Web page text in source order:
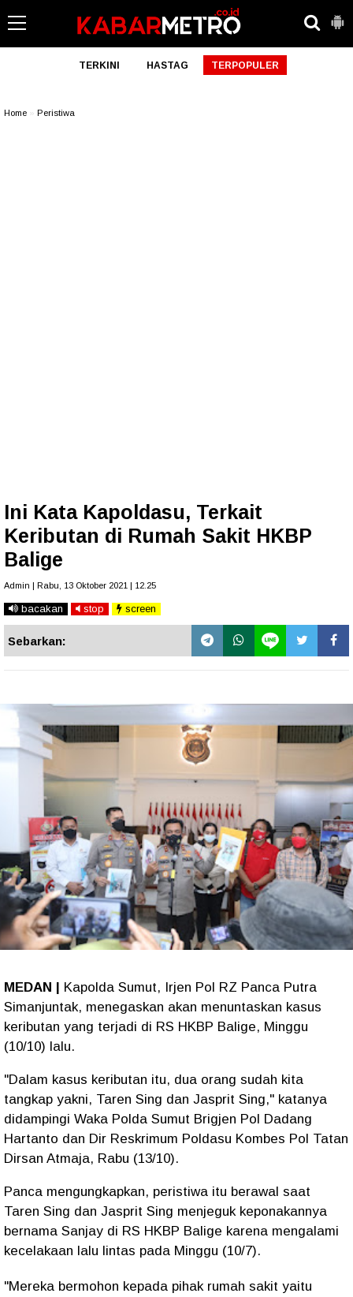
TERKINI HASTAG TERPOPULER
Home Peristiwa
Ini Kata Kapoldasu, Terkait
Keributan di Rumah Sakit HKBP
Balige
Admin | Rabu, 13 Oktober 2021 | 12.25
bacakan stop screen
Sebarkan:
MEDAN | Kapolda Sumut, Irjen Pol RZ Panca Putra
Simanjuntak, menegaskan akan menuntaskan kasus
keributan yang terjadi di RS HKBP Balige, Minggu
(10/10) lalu.
"Dalam kasus keributan itu, dua orang sudah kita
tangkap yakni, Taren Sing dan Jasprit Sing," katanya
didampingi Waka Polda Sumut Brigjen Pol Dadang
Hartanto dan Dir Reskrimum Poldasu Kombes Pol Tatan
Dirsan Atmaja, Rabu (13/10).
Panca mengungkapkan, peristiwa itu berawal saat
Taren Sing dan Jasprit Sing menjeguk keponakannya
bernama Sanjay di RS HKBP Balige karena mengalami
kecelakaan lalu lintas pada Minggu (10/7).
"Mereka bermohon kepada pihak rumah sakit yaitu